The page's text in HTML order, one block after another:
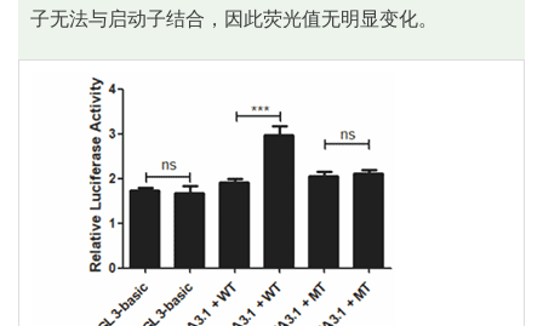
子无法与启动子结合，因此荧光值无明显变化。